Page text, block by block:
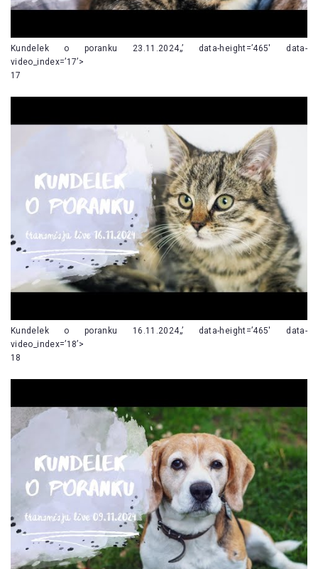
Kundelek o poranku 23.11.2024„’ data-height=’465′ data-
video_index=’17’>
17
Kundelek o poranku 16.11.2024„’ data-height=’465′ data-
video_index=’18’>
18